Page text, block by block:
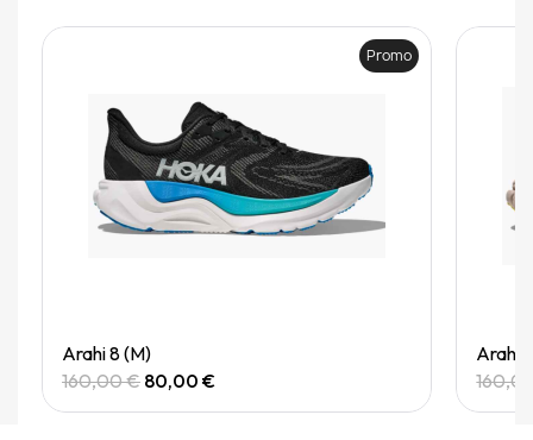
Promo
Arahi 8 (M)
160,00 € 80,00 €
Arahi